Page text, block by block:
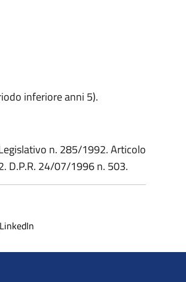
inferiore anni 5).
n. 285/1992. Articolo
D.P.R. 24/07/1996 n. 503.
LinkedIn